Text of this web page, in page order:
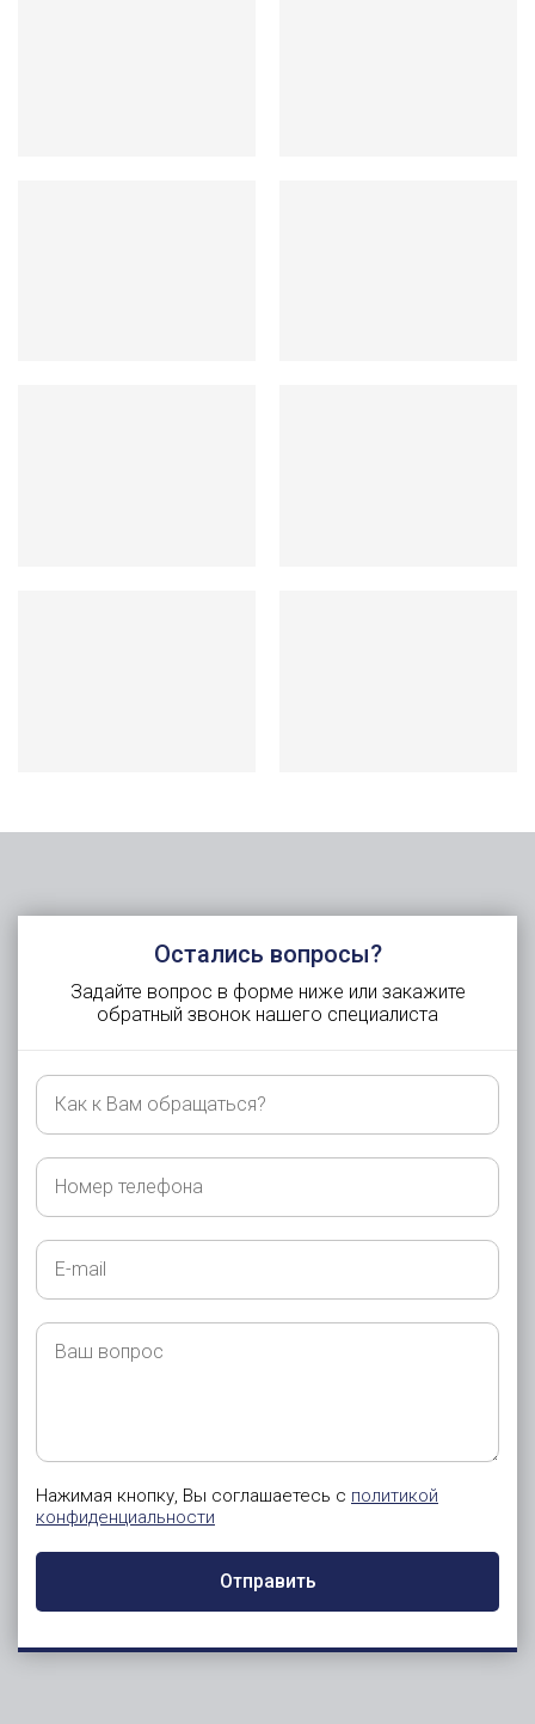
Остались вопросы?
Задайте вопрос в форме ниже или закажите
обратный звонок нашего специалиста
Как
Вам
обращаться?
Номер
телефона
E-
mail
Ваш
вопрос
Нажимая кнопку, Вы соглашаетесь с политикой
конфиденциальности
Отправить